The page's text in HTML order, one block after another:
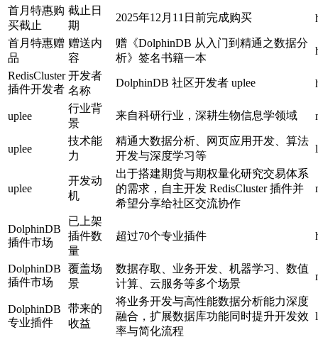
首月特惠购
买截止
截止日
期
2025年12月11日前完成购买
首月特惠赠
品
赠送内
容
赠《DolphinDB 从入门到精通之数据分
析》签名书籍一本
RedisCluster
插件开发者
开发者
名称
DolphinDB 社区开发者 uplee
uplee
行业背
景
来自科研行业，深耕生物信息学领域
uplee
技术能
力
精通大数据分析、网页应用开发、算法
开发与深度学习等
uplee
开发动
机
出于搭建期货与期权量化研究交易体系
的需求，自主开发 RedisCluster 插件并
希望分享给社区交流协作
DolphinDB
插件市场
已上架
插件数
量
超过70个专业插件
DolphinDB
插件市场
覆盖场
景
数据存取、业务开发、机器学习、数值
计算、云服务等多个场景
DolphinDB
专业插件
带来的
收益
将业务开发与高性能数据分析能力深度
融合，扩展数据库功能同时提升开发效
率与简化流程